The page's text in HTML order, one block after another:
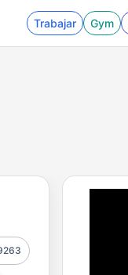
Trabajar Gym